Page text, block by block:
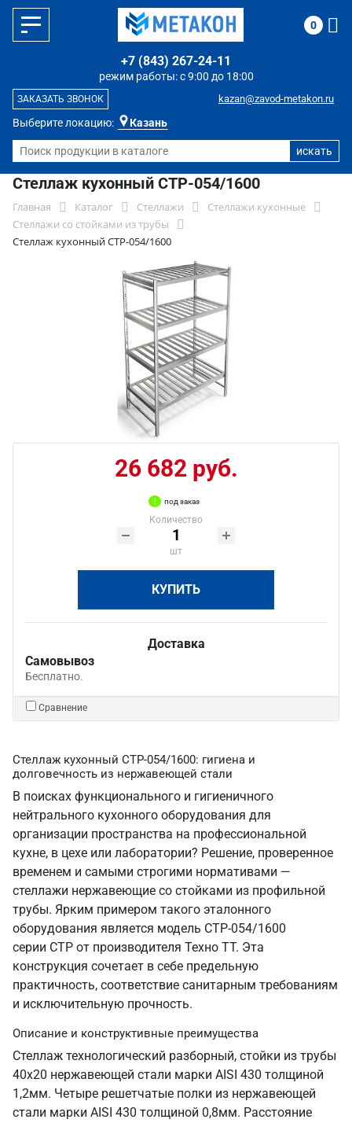
Выберите локацию: Казань
режим работы: с 9:00 до 18:00
+7 (843) 267-24-11
kazan@zavod-metakon.ru
ЗАКАЗАТЬ ЗВОНОК
0
Стеллаж кухонный СТР-054/1600
Главная Каталог Стеллажи
Стеллажи кухонные
Стеллажи со стойками из трубы
Стеллаж кухонный СТР-054/1600
26 682 руб.
под заказ
Количество
шт
КУПИТЬ
Доставка
Самовывоз
Бесплатно.
Сравнение
Стеллаж кухонный СТР-054/1600: гигиена и
долговечность из нержавеющей стали
В поисках функционального и гигиеничного
нейтрального кухонного оборудования для
организации пространства на профессиональной
кухне, в цехе или лаборатории? Решение, проверенное
временем и самыми строгими нормативами —
стеллажи нержавеющие со стойками из профильной
трубы. Ярким примером такого эталонного
оборудования является модель СТР-054/1600
серии СТР от производителя Техно ТТ. Эта
конструкция сочетает в себе предельную
практичность, соответствие санитарным требованиям
и исключительную прочность.
Описание и конструктивные преимущества
Стеллаж технологический разборный, стойки из трубы
40х20 нержавеющей стали марки AISI 430 толщиной
1,2мм. Четыре решетчатые полки из нержавеющей
стали марки AISI 430 толщиной 0,8мм. Расстояние